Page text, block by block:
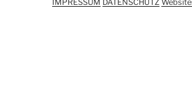
IMPRESSUM DATENSCHUTZ